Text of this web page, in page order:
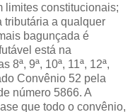
limites constitucionais;
tributária a qualquer
bagunçada é
está na
9ª, 10ª, 11ª, 12ª,
Convênio 52 pela
número 5866. A
que todo o convênio,